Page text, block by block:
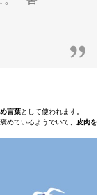
言葉として使われます。
めているようでいて、 皮肉を